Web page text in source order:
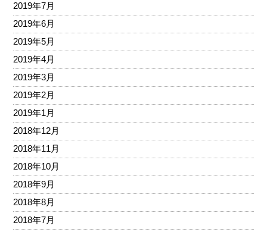
2019年7月
2019年6月
2019年5月
2019年4月
2019年3月
2019年2月
2019年1月
2018年12月
2018年11月
2018年10月
2018年9月
2018年8月
2018年7月